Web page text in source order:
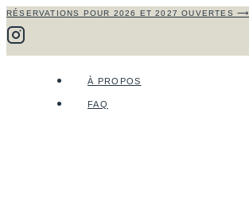
Aller
au
RÉSERVATIONS POUR 2026 ET 2027 OUVERTES ⟶
À PROPOS
FAQ